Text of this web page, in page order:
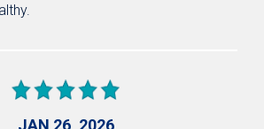
JAN 26, 2026